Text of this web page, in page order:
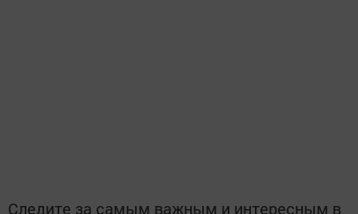
Следите за самым важным и интересным в